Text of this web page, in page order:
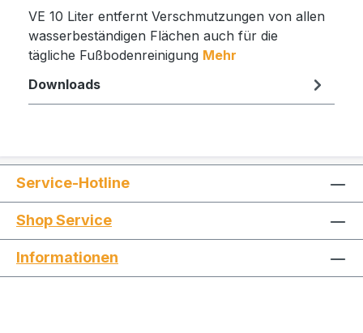
VE 10 Liter entfernt Verschmutzungen von allen
wasserbeständigen Flächen auch für die
tägliche Fußbodenreinigung Mehr
Downloads
Service-Hotline
Shop Service
Informationen